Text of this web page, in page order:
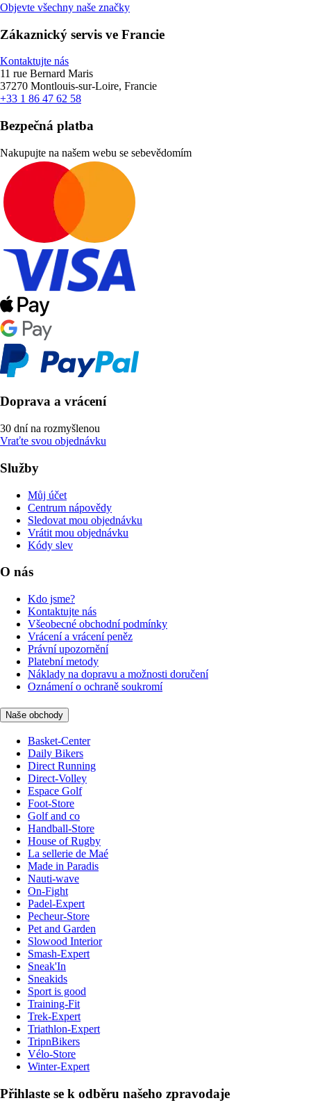
Objevte všechny naše značky
Zákaznický servis ve Francie
Kontaktujte nás
11 rue Bernard Maris
37270 Montlouis-sur-Loire, Francie
+33 1 86 47 62 58
Bezpečná platba
Nakupujte na našem webu se sebevědomím
Doprava a vrácení
30 dní na rozmyšlenou
Vraťte svou objednávku
Služby
Můj účet
Centrum nápovědy
Sledovat mou objednávku
Vrátit mou objednávku
Kódy slev
O nás
Kdo jsme?
Kontaktujte nás
Všeobecné obchodní podmínky
Vrácení a vrácení peněz
Právní upozornění
Platební metody
Náklady na dopravu a možnosti doručení
Oznámení o ochraně soukromí
Naše obchody
Basket-Center
Daily Bikers
Direct Running
Direct-Volley
Espace Golf
Foot-Store
Golf and co
Handball-Store
House of Rugby
La sellerie de Maé
Made in Paradis
Nauti-wave
On-Fight
Padel-Expert
Pecheur-Store
Pet and Garden
Slowood Interior
Smash-Expert
Sneak'In
Sneakids
Sport is good
Training-Fit
Trek-Expert
Triathlon-Expert
TripnBikers
Vélo-Store
Winter-Expert
Přihlaste se k odběru našeho zpravodaje